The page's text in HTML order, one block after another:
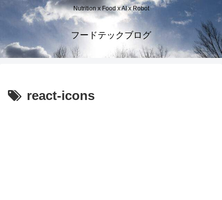
Nutrition x Food x AI x Robot
フードテックブログ
react-icons